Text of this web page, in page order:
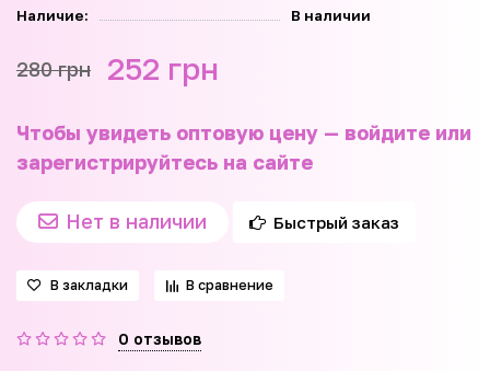
Наличие:
В наличии
280 грн 252 грн
Чтобы увидеть оптовую цену — войдите или
зарегистрируйтесь на сайте
Нет в наличии Быстрый заказ
В закладки В сравнение
0 отзывов